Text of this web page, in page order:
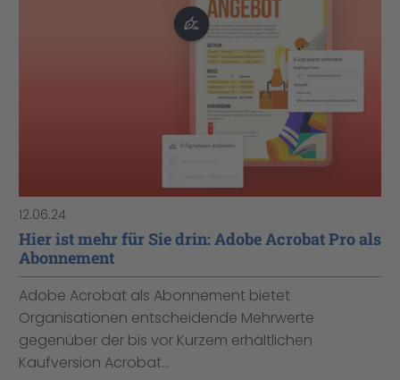
12.06.24
Hier ist mehr für Sie drin: Adobe Acrobat Pro als
Abonnement
Adobe Acrobat als Abonnement bietet
Organisationen entscheidende Mehrwerte
gegenüber der bis vor Kurzem erhältlichen
Kaufversion Acrobat...